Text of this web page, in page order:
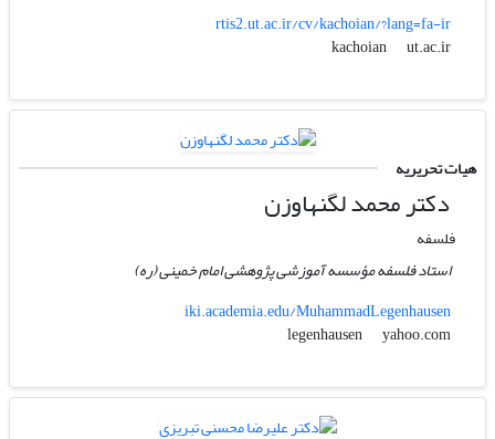
rtis2.ut.ac.ir/cv/kachoian/?lang=fa-ir
kachoian
ut.ac.ir
هیات تحریریه
دکتر محمد لگنهاوزن
فلسفه
استاد فلسفه مؤسسه آموزشی پژوهشی امام خمینی (ره)
iki.academia.edu/MuhammadLegenhausen
legenhausen
yahoo.com